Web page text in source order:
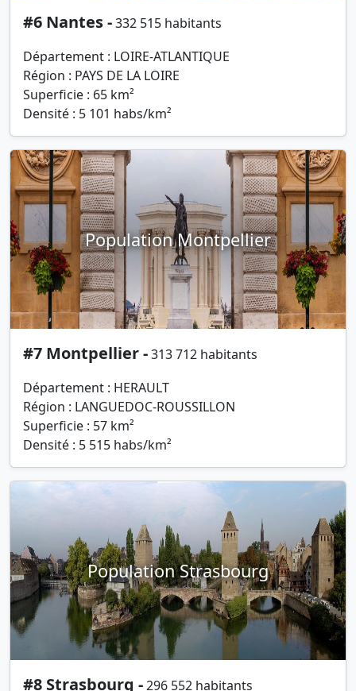
#6 Nantes -332 515 habitants
Département : LOIRE-ATLANTIQUE
Région : PAYS DE LA LOIRE
Superficie : 65 km²
Densité : 5 101 habs/km²
Population Montpellier
#7 Montpellier -313 712 habitants
Département : HERAULT
Région : LANGUEDOC-ROUSSILLON
Superficie : 57 km²
Densité : 5 515 habs/km²
Population Strasbourg
#8 Strasbourg -296 552 habitants